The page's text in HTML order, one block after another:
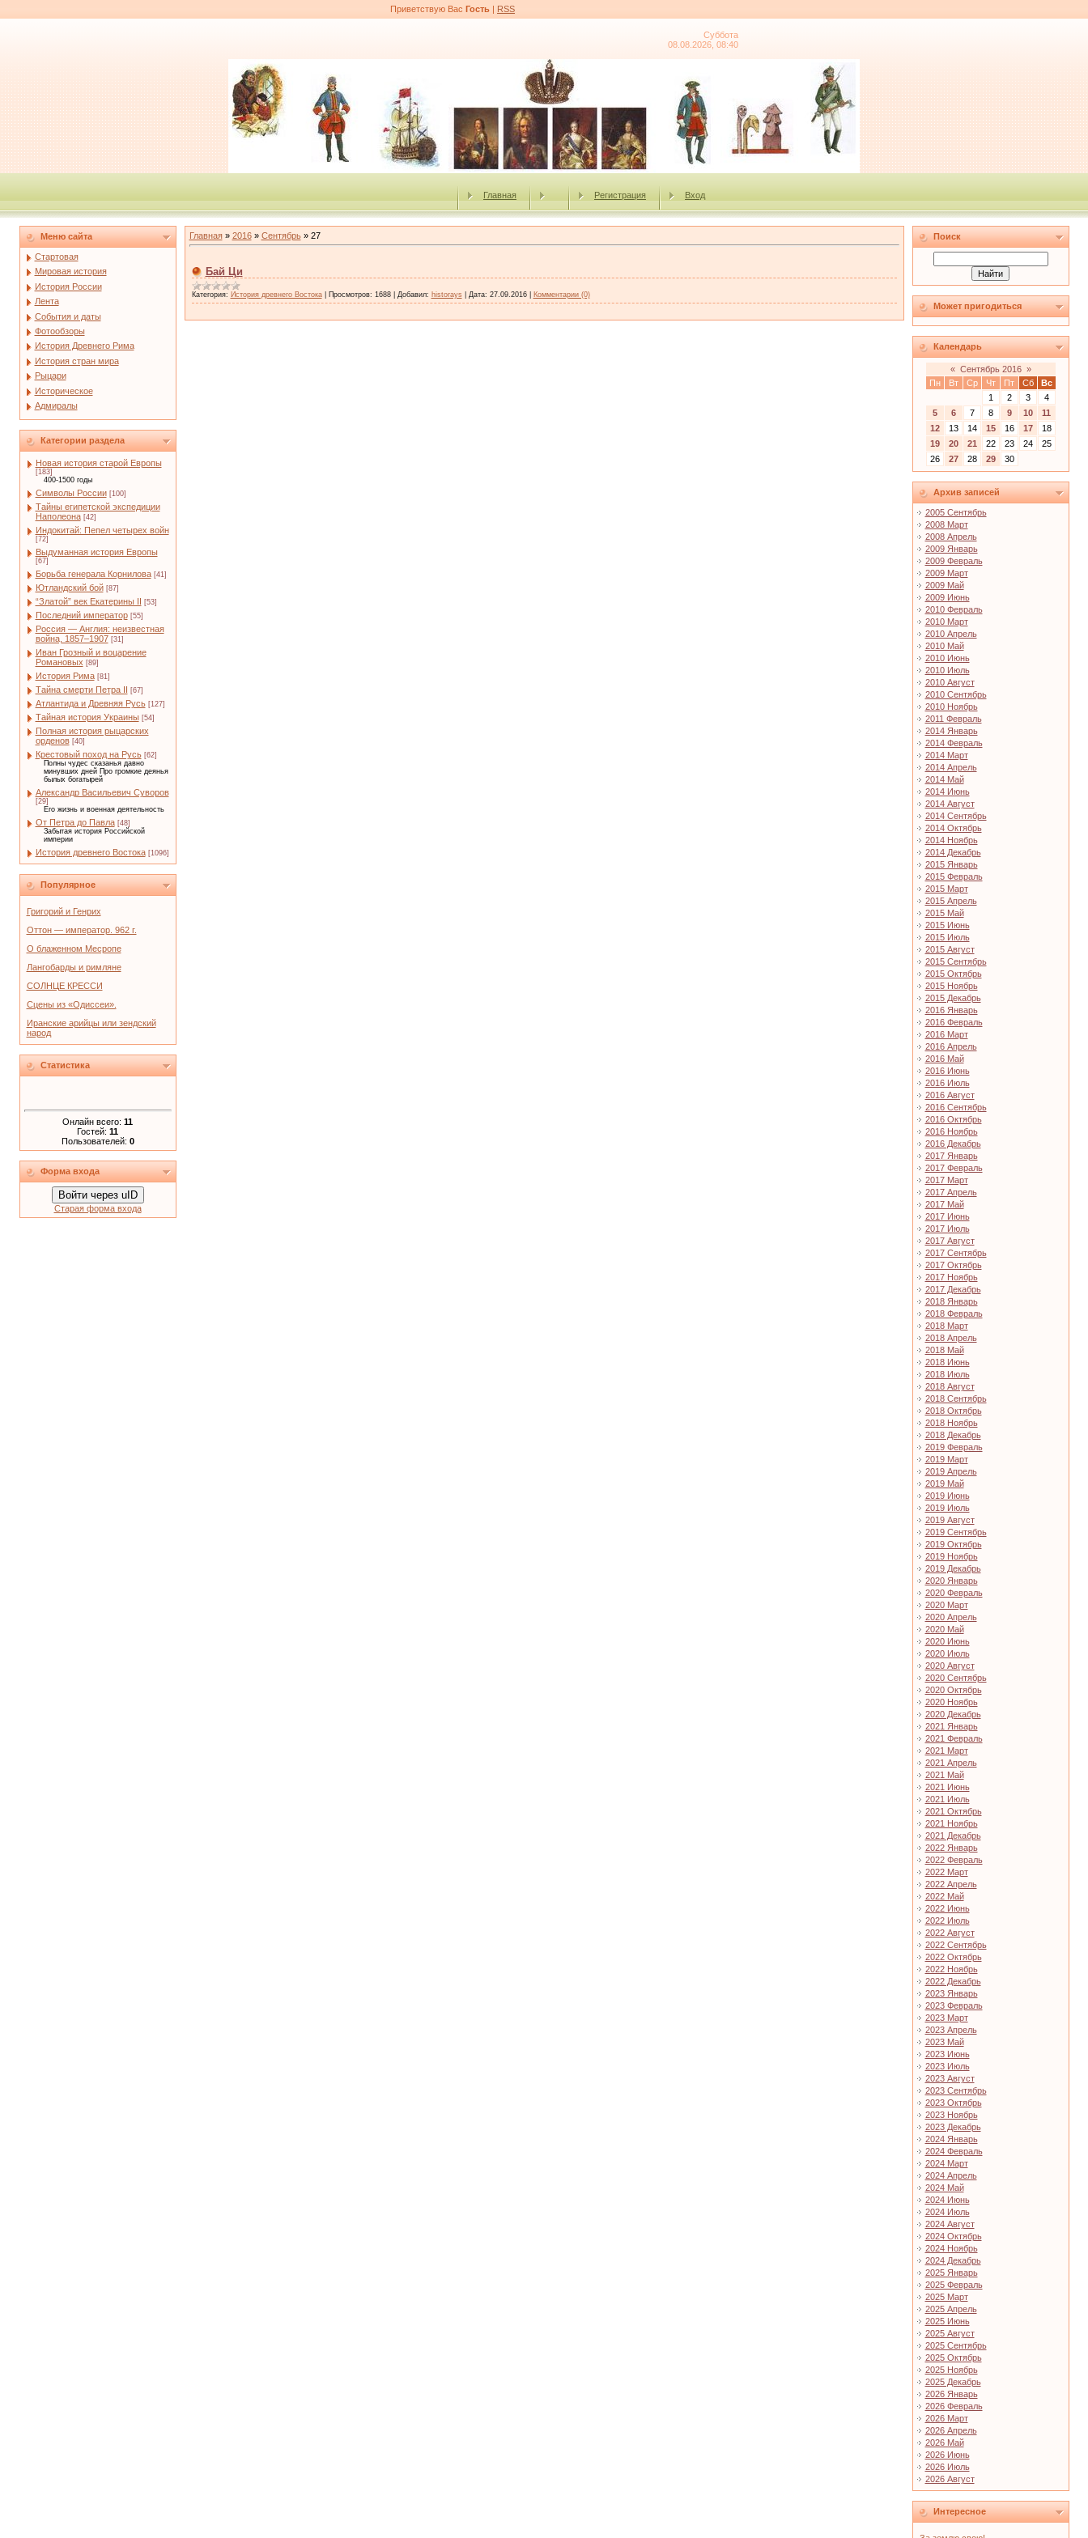
Приветствую Вас Гость | RSS
Суббота
08.08.2026, 08:40
Главная Регистрация Вход
Меню сайта
Стартовая
Мировая история
История России
Лента
События и даты
Фотообзоры
История Древнего Рима
История стран мира
Рыцари
Историческое
Адмиралы
Категории раздела
Новая история старой Европы
[183]
400-1500 годы
Символы России [100]
Тайны египетской экспедиции
Наполеона [42]
Индокитай: Пепел четырех войн
[72]
Выдуманная история Европы
[67]
Борьба генерала Корнилова [41]
Ютландский бой [87]
“Златой” век Екатерины II [53]
Последний император [55]
Россия — Англия: неизвестная
война, 1857–1907 [31]
Иван Грозный и воцарение
Романовых [89]
История Рима [81]
Тайна смерти Петра II [67]
Атлантида и Древняя Русь [127]
Тайная история Украины [54]
Полная история рыцарских
орденов [40]
Крестовый поход на Русь [62]
Полны чудес сказанья давно
минувших дней Про громкие деянья
былых богатырей
Александр Васильевич Суворов
[29]
Его жизнь и военная деятельность
От Петра до Павла [48]
Забытая история Российской
империи
История древнего Востока [1096]
Популярное
Григорий и Генрих
Оттон — император. 962 г.
О блаженном Месропе
Лангобарды и римляне
СОЛНЦЕ КРЕССИ
Сцены из «Одиссеи».
Иранские арийцы или зендский
народ
Статистика
Онлайн всего: 11
Гостей: 11
Пользователей: 0
Форма входа
Войти через uID
Старая форма входа
Главная» 2016 » Сентябрь » 27
Бай Ци
Категория: История древнего Востока Просмотров: 1688 Добавил: historays Дата: 27.09.2016 Комментарии (0)
Поиск
Может пригодиться
Календарь
« Сентябрь 2016 »
Пн
Вт Ср Чт Пт Сб
Вс
1
2 3
4
5
6 7 8 9 10
11
12
13 14 15 16 17
18
19
20 21 22 23 24
25
26
27 28 29 30
Архив записей
2005 Сентябрь
2008 Март
2008 Апрель
2009 Январь
2009 Февраль
2009 Март
2009 Май
2009 Июнь
2010 Февраль
2010 Март
2010 Апрель
2010 Май
2010 Июнь
2010 Июль
2010 Август
2010 Сентябрь
2010 Ноябрь
2011 Февраль
2014 Январь
2014 Февраль
2014 Март
2014 Апрель
2014 Май
2014 Июнь
2014 Август
2014 Сентябрь
2014 Октябрь
2014 Ноябрь
2014 Декабрь
2015 Январь
2015 Февраль
2015 Март
2015 Апрель
2015 Май
2015 Июнь
2015 Июль
2015 Август
2015 Сентябрь
2015 Октябрь
2015 Ноябрь
2015 Декабрь
2016 Январь
2016 Февраль
2016 Март
2016 Апрель
2016 Май
2016 Июнь
2016 Июль
2016 Август
2016 Сентябрь
2016 Октябрь
2016 Ноябрь
2016 Декабрь
2017 Январь
2017 Февраль
2017 Март
2017 Апрель
2017 Май
2017 Июнь
2017 Июль
2017 Август
2017 Сентябрь
2017 Октябрь
2017 Ноябрь
2017 Декабрь
2018 Январь
2018 Февраль
2018 Март
2018 Апрель
2018 Май
2018 Июнь
2018 Июль
2018 Август
2018 Сентябрь
2018 Октябрь
2018 Ноябрь
2018 Декабрь
2019 Февраль
2019 Март
2019 Апрель
2019 Май
2019 Июнь
2019 Июль
2019 Август
2019 Сентябрь
2019 Октябрь
2019 Ноябрь
2019 Декабрь
2020 Январь
2020 Февраль
2020 Март
2020 Апрель
2020 Май
2020 Июнь
2020 Июль
2020 Август
2020 Сентябрь
2020 Октябрь
2020 Ноябрь
2020 Декабрь
2021 Январь
2021 Февраль
2021 Март
2021 Апрель
2021 Май
2021 Июнь
2021 Июль
2021 Октябрь
2021 Ноябрь
2021 Декабрь
2022 Январь
2022 Февраль
2022 Март
2022 Апрель
2022 Май
2022 Июнь
2022 Июль
2022 Август
2022 Сентябрь
2022 Октябрь
2022 Ноябрь
2022 Декабрь
2023 Январь
2023 Февраль
2023 Март
2023 Апрель
2023 Май
2023 Июнь
2023 Июль
2023 Август
2023 Сентябрь
2023 Октябрь
2023 Ноябрь
2023 Декабрь
2024 Январь
2024 Февраль
2024 Март
2024 Апрель
2024 Май
2024 Июнь
2024 Июль
2024 Август
2024 Октябрь
2024 Ноябрь
2024 Декабрь
2025 Январь
2025 Февраль
2025 Март
2025 Апрель
2025 Июнь
2025 Август
2025 Сентябрь
2025 Октябрь
2025 Ноябрь
2025 Декабрь
2026 Январь
2026 Февраль
2026 Март
2026 Апрель
2026 Май
2026 Июнь
2026 Июль
2026 Август
Интересное